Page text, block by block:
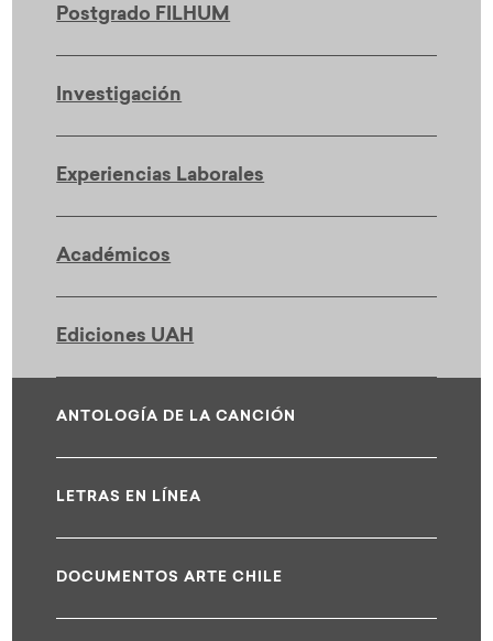
Postgrado FILHUM
Investigación
Experiencias Laborales
Académicos
Ediciones UAH
ANTOLOGÍA DE LA CANCIÓN
LETRAS EN LÍNEA
DOCUMENTOS ARTE CHILE